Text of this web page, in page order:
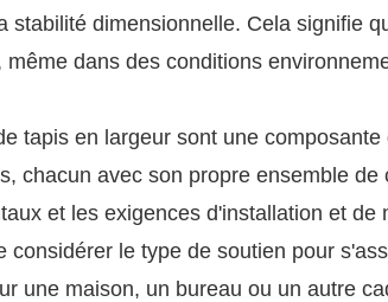
stabilité dimensionnelle. Cela signifie
même dans des conditions
tapis en largeur sont une
chacun avec son propre ensemble
et les exigences d'installation et
considérer le type de soutien pour
une maison, un bureau ou un autre